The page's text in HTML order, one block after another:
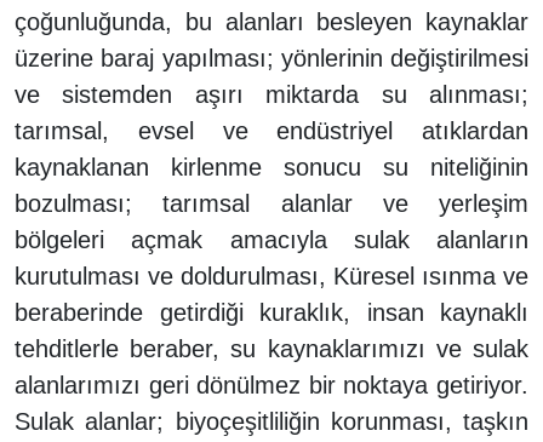
çoğunluğunda, bu alanları besleyen kaynaklar
üzerine baraj yapılması; yönlerinin değiştirilmesi
ve sistemden aşırı miktarda su alınması;
tarımsal, evsel ve endüstriyel atıklardan
kaynaklanan kirlenme sonucu su niteliğinin
bozulması; tarımsal alanlar ve yerleşim
bölgeleri açmak amacıyla sulak alanların
kurutulması ve doldurulması, Küresel ısınma ve
beraberinde getirdiği kuraklık, insan kaynaklı
tehditlerle beraber, su kaynaklarımızı ve sulak
alanlarımızı geri dönülmez bir noktaya getiriyor.
Sulak alanlar; biyoçeşitliliğin korunması, taşkın